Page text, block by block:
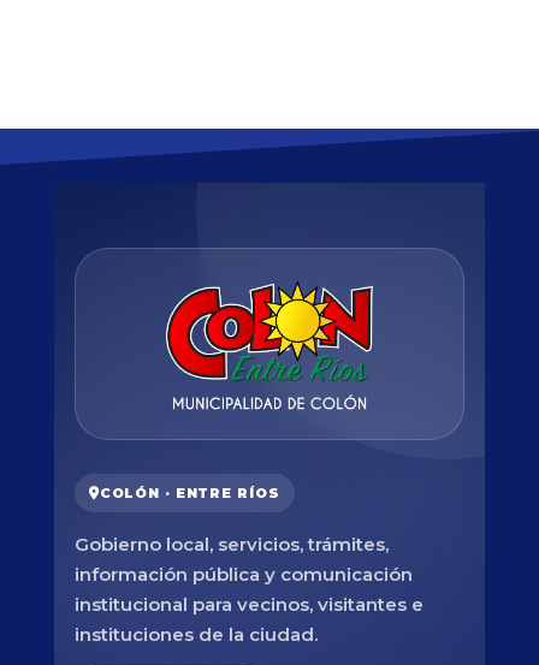
COLÓN · ENTRE RÍOS
Gobierno local, servicios, trámites,
información pública y comunicación
institucional para vecinos, visitantes e
instituciones de la ciudad.